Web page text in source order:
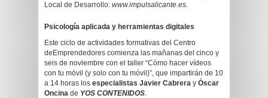
Local de Desarrollo: www.impulsalicante.es.
Psicología aplicada y herramientas digitales
Este ciclo de actividades formativas del Centro
deEmprendedores comienza las mañanas del cinco y
seis de noviembre con el taller “Cómo hacer vídeos
con tu móvil (y solo con tu móvil)”, que impartirán de 10
a 14 horas los especialistas Javier Cabrera y Óscar
Oncina de YOS CONTENIDOS.